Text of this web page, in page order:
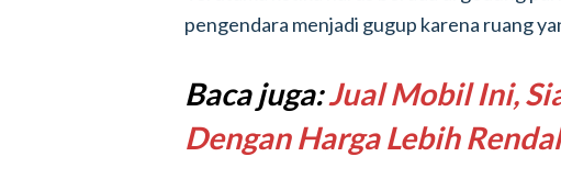
pengendara menjadi gugup karena ruang
Baca juga:Jual Mobil Ini,
Dengan Harga Lebih